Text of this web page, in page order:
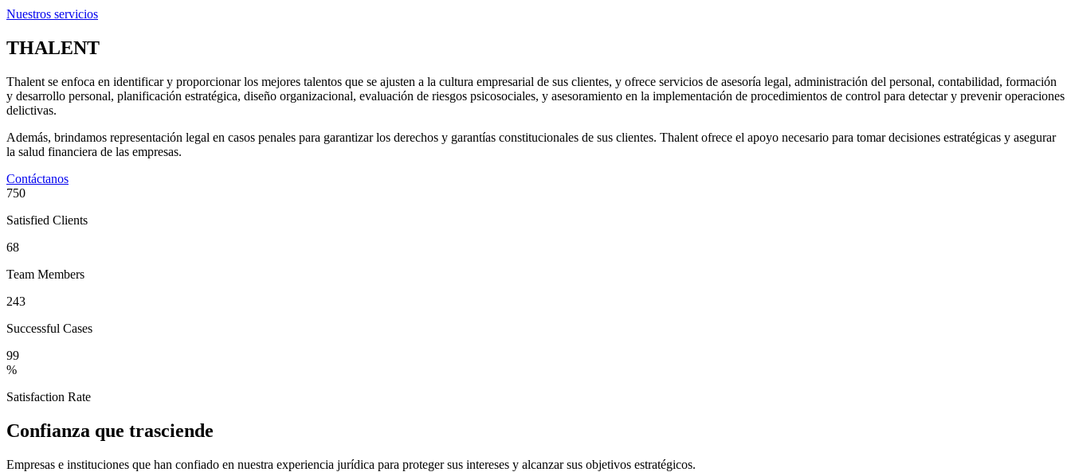
Nuestros servicios
THALENT
Thalent se enfoca en identificar y proporcionar los mejores talentos que se ajusten a la cultura empresarial de sus clientes, y ofrece servicios de asesoría legal, administración del personal, contabilidad, formación
y desarrollo personal, planificación estratégica, diseño organizacional, evaluación de riesgos psicosociales, y asesoramiento en la implementación de procedimientos de control para detectar y prevenir operaciones
delictivas.
Además, brindamos representación legal en casos penales para garantizar los derechos y garantías constitucionales de sus clientes. Thalent ofrece el apoyo necesario para tomar decisiones estratégicas y asegurar
la salud financiera de las empresas.
Contáctanos
750
Satisfied Clients
68
Team Members
243
Successful Cases
99
%
Satisfaction Rate
Confianza que trasciende
Empresas e instituciones que han confiado en nuestra experiencia jurídica para proteger sus intereses y alcanzar sus objetivos estratégicos.